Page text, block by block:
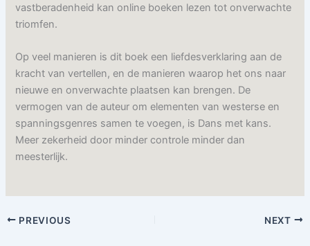
vastberadenheid kan online boeken lezen tot onverwachte
triomfen.
Op veel manieren is dit boek een liefdesverklaring aan de
kracht van vertellen, en de manieren waarop het ons naar
nieuwe en onverwachte plaatsen kan brengen. De
vermogen van de auteur om elementen van westerse en
spanningsgenres samen te voegen, is Dans met kans.
Meer zekerheid door minder controle minder dan
meesterlijk.
PREVIOUS NEXT